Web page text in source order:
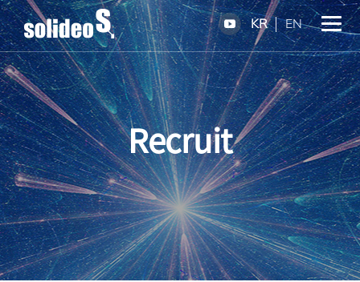
KR EN
Recruit